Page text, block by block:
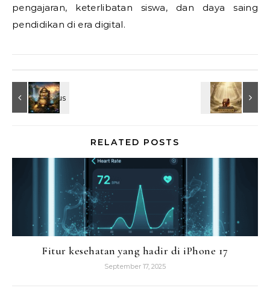
pengajaran, keterlibatan siswa, dan daya saing
pendidikan di era digital.
RELATED POSTS
Fitur kesehatan yang hadir di iPhone 17
September 17, 2025